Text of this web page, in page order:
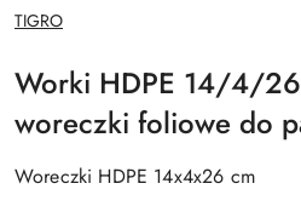
NAZWA
PRODUCENTA:
TIGRO
Worki HDPE 14/4/
woreczki foliowe do
Woreczki HDPE 14x4x26 cm